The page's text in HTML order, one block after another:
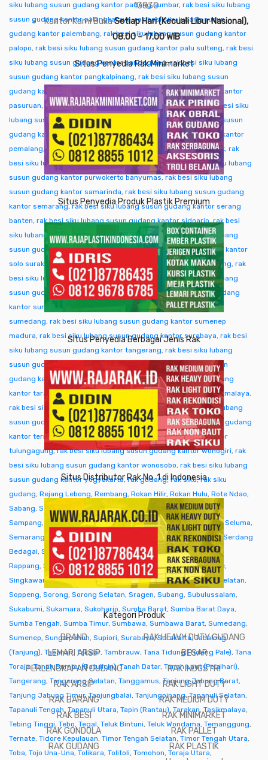
siku lubang susun gudang kantor padang sumbar, rak besi siku lubang
susun gudang kantor palangkaraya,rak besi siku lubang susun
gudang kantor palembang, rak besi siku lubang susun gudang kantor
palopo, rak besi siku lubang susun gudang kantor palu sulteng, rak besi
siku lubang susun gudang kantor pandeglang,rak besi siku lubang
susun gudang kantor pangkalpinang, rak besi siku lubang susun
gudang kantor pare-pare
rak besi siku lubang susun gudang kantor
pasuruan, rak besi siku lubang susun gudang kantor pati,rak besi siku
lubang susun gudang kantor pekalongan
rak besi siku lubang susun
gudang kantor pekanbaru,rak besi siku lubang susun gudang kantor
pemalang, rak besi siku lubang susun gudang kantor pontianak, rak
besi siku lubang susun gudang kantor purwakarta,rak besi siku lubang
susun gudang kantor purwokerto banyumas, rak besi siku lubang
susun gudang kantor samarinda, rak besi siku lubang susun gudang
kantor semarang,rak besi siku lubang susun gudang kantor serang
banten, rak besi siku lubang susun gudang kantor sidoarjo,rak besi
siku lubang susun gudang kantor singkawang,rak besi siku lubang
susun gudang kantor sofifi,rak besi siku lubang susun gudang kantor
solo surakarta,rak besi siku lubang susun gudang kantor sorong, rak
besi siku lubang susun gudang kantor subang,rak besi siku lubang
susun gudang kantor sukabumi,rak besi siku lubang susun gudang
kantor sumba ntt
rak besi siku lubang susun gudang kantor
sumedang, rak besi siku lubang susun gudang kantor sumenep
madura, rak besi siku lubang susun gudang kantor surabaya, rak besi
siku lubang susun gudang kantor tangerang, rak besi siku lubang
susun gudang kantor tangjung selor
rak besi siku lubang susun
gudang kantor tanjungpinang,rak besi siku lubang susun gudang
kantor tarakan, rak besi siku lubang susun gudang kantor tasikmalaya,
rak besi siku lubang susun gudang kantor tegal,rak besi siku lubang
susun gudang kantor temanggung,rak besi siku lubang susun gudang
kantor ternate tidore,rak besi siku lubang susun gudang kantor
tulungagung,rak besi siku lubang susun gudang kantor wonogiri, rak
besi siku lubang susun gudang kantor wonosobo, rak besi siku lubang
susun gudang kantor yogyakarta,rak gudang, rak siku,rak siku
gudang, Rejang Lebong, Rembang, Rokan Hilir, Rokan Hulu, Rote Ndao,
Sabang, Sabu Raijua ,Salatiga,Samarinda,Sambas,Samosir,
Sampang, Sanggau,Sarmi,Sarolangun,Sawahlunto,Sekadau,Seluma,
Semarang
Seram Bagian Barat Seram Bagian Timur,Serang,Serdang
Bedagai, Seruyan (Kuala Pembuang),Siak, Sibolga,Sidenreng
Rappang, Sidoarjo,Sigi,Sijunjung,Sikka,Simalungun,Simeulue,
Singkawang,Sinjai,Sintang,Situbondo,Sleman,Solok,Solok Selatan,
Soppeng, Sorong, Sorong Selatan, Sragen, Subang, Subulussalam,
Sukabumi, Sukamara, Sukoharjo, Sumba Barat, Sumba Barat Daya,
Sumba Tengah, Sumba Timur, Sumbawa, Sumbawa Barat, Sumedang,
Sumenep, Sungaipenuh, Supiori, Surabaya,Surakarta,Tabalong
(Tanjung), Tabanan, Takalar, Tambrauw, Tana Tidung (Tideng Pale), Tana
Toraja,Tanah Bumbu (Batulicin),Tanah Datar, Tanah Laut (Pelaihari),
Tangerang, Tangerang Selatan, Tanggamus, Tanjung Jabung Barat,
Tanjung Jabung Timur,Tanjungbalai, Tanjungpinang,Tapanuli Selatan,
Tapanuli Tengah, Tapanuli Utara, Tapin (Rantau), Tarakan,Tasikmalaya,
Tebing Tinggi, Tebo, Tegal, Teluk Bintuni, Teluk Wondama, Temanggung,
Ternate, Tidore Kepulauan, Timor Tengah Selatan, Timor Tengah Utara,
Toba, Tojo Una-Una, Tolikara, Tolitoli, Tomohon, Toraja Utara,
13830
Kantor Kami BukaSetiap Hari (Kecuali Libur Nasional),
08.00 – 17.00 WIB
Situs Penyedia Rak Minimarket
Situs Penyedia Produk Plastik Premium
Situs Penyedia Berbagai Jenis Rak
Situs Distributor Rak No. 1 di Indonesia
Kategori Produk
BRAND
LEMARI ARSIP
PERLENGKAPAN GUDANG
RAK ARSIP
RAK BARANG
RAK BESI
RAK GONDOLA
RAK GUDANG
RAK HEAVY DUTY GUDANG
BESAR
RAK INDUSTRI
RAK LIGHT DUTY
RAK MEDIUM DUTY
RAK MINIMARKET
RAK PALLET
RAK PLASTIK